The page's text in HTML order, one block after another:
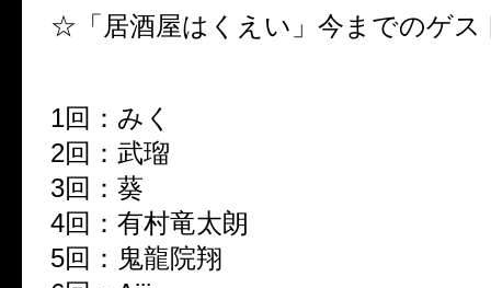
☆「居酒屋はくえい」今までのゲス
1回：みく
2回：武瑠
3回：葵
4回：有村竜太朗
5回：鬼龍院翔